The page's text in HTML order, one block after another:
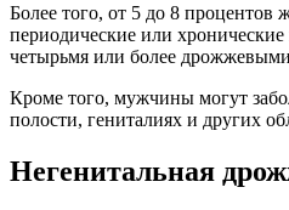
Более того, от 5 до 8
периодические или
четырьмя или более
Кроме того, мужчины могут
полости, гениталиях и других
Негенитальная